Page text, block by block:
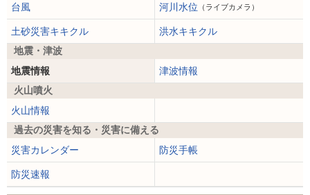
台風
河川水位 （ライブカメラ）
土砂災害キキクル
洪水キキクル
地震・津波
地震情報
津波情報
火山噴火
火山情報
過去の災害を知る・災害に備える
災害カレンダー
防災手帳
防災速報